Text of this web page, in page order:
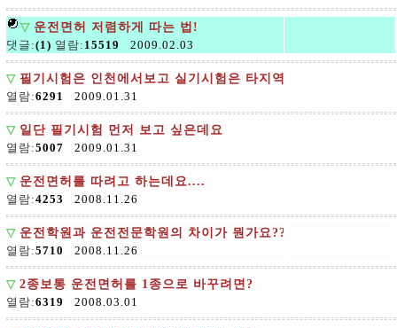
▽ 운전면허 저렴하게 따는 법!
댓글:(1) 열람: 15519 2009.02.03
▽ 필기시험은 인천에서보고 실기시험은 타지역에서
열람:6291 2009.01.31
▽ 일단 필기시험 먼저 보고 싶은데요
열람:5007 2009.01.31
▽ 운전면허를 따려고 하는데요....
열람:4253 2008.11.26
▽ 운전학원과 운전전문학원의 차이가 뭔가요??
열람:5710 2008.11.26
▽ 2종보통 운전면허를 1종으로 바꾸려면?
열람:6319 2008.03.01